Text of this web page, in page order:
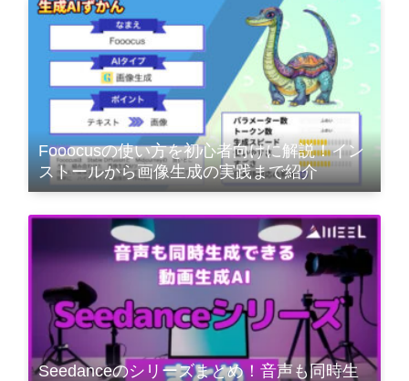
Fooocusの使い方を初心者向けに解説！イン
ストールから画像生成の実践まで紹介
Seedanceのシリーズまとめ！音声も同時生